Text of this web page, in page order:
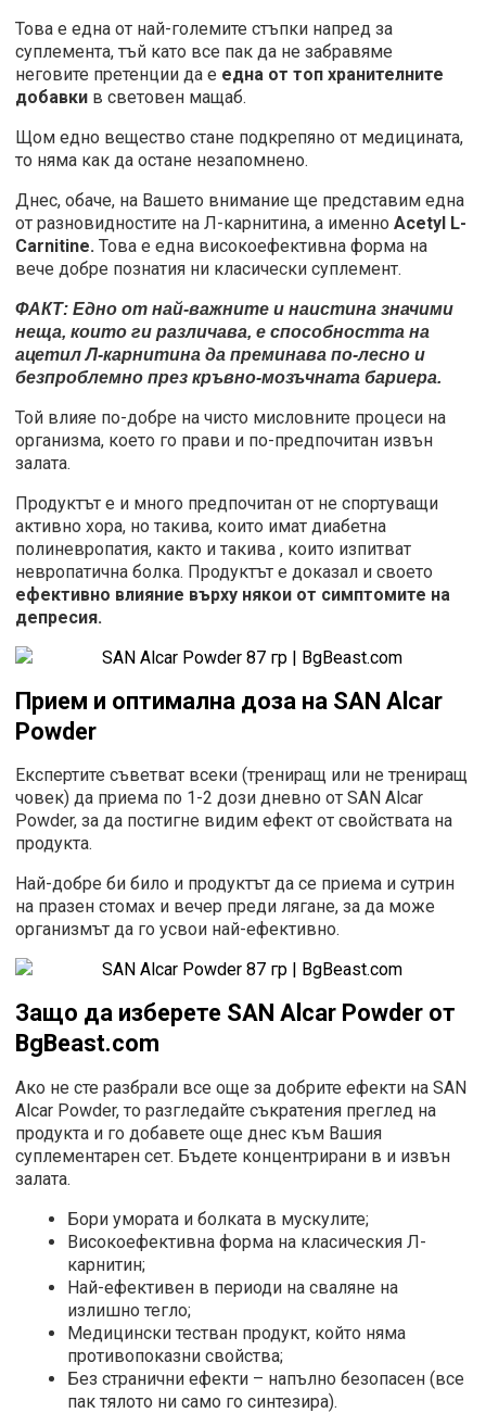
Това е една от най-големите стъпки напред за
суплемента, тъй като все пак да не забравяме
неговите претенции да е една от топ хранителните
добавки в световен мащаб.
Щом едно вещество стане подкрепяно от медицината,
то няма как да остане незапомнено.
Днес, обаче, на Вашето внимание ще представим една
от разновидностите на Л-карнитина, а именноAcetyl L-
Carnitine. Това е една високоефективна форма на
вече добре познатия ни класически суплемент.
ФАКТ: Едно от най-важните и наистина значими
неща, които ги различава, е способността на
ацетил Л-карнитина да преминава по-лесно и
безпроблемно през кръвно-мозъчната бариера.
Той влияе по-добре на чисто мисловните процеси на
организма, което го прави и по-предпочитан извън
залата.
Продуктът е и много предпочитан от не спортуващи
активно хора, но такива, които имат диабетна
полиневропатия, както и такива , които изпитват
невропатична болка. Продуктът е доказал и своето
ефективно влияние върху някои от симптомите на
депресия.
Прием и оптимална доза на SAN Alcar
Powder
Експертите съветват всеки (трениращ или не трениращ
човек) да приема по 1-2 дози дневно от SAN Alcar
Powder, за да постигне видим ефект от свойствата на
продукта.
Най-добре би било и продуктът да се приема и сутрин
на празен стомах и вечер преди лягане, за да може
организмът да го усвои най-ефективно.
Защо да изберете SAN Alcar Powder от
BgBeast.com
Ако не сте разбрали все още за добрите ефекти на SAN
Alcar Powder, то разгледайте съкратения преглед на
продукта и го добавете още днес към Вашия
суплементарен сет. Бъдете концентрирани в и извън
залата.
Бори умората и болката в мускулите;
Високоефективна форма на класическия Л-
карнитин;
Най-ефективен в периоди на сваляне на
излишно тегло;
Медицински тестван продукт, който няма
противопоказни свойства;
Без странични ефекти – напълно безопасен (все
пак тялото ни само го синтезира).